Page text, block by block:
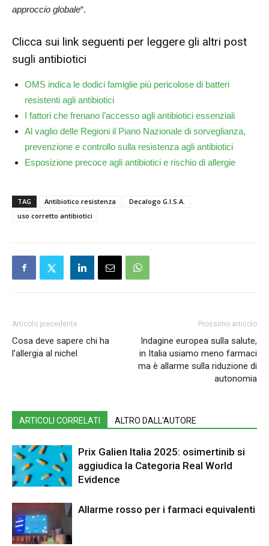
approccio globale“.
Clicca sui link seguenti per leggere gli altri post
sugli antibiotici
OMS indica le dodici famiglie più pericolose di batteri
resistenti agli antibiotici
I fattori che frenano l’accesso agli antibiotici essenziali
Al vaglio delle Regioni il Piano Nazionale di sorveglianza,
prevenzione e controllo sulla resistenza agli antibiotici
Esposizione precoce agli antibiotici e rischio di allergie
TAG Antibiotico resistenza
Decalogo G.I.S.A.
uso corretto antibiotici
Articolo precedente
Cosa deve sapere chi ha
l’allergia al nichel
Prossimo articolo
Indagine europea sulla salute,
in Italia usiamo meno farmaci
ma è allarme sulla riduzione di
autonomia
ARTICOLI CORRELATI ALTRO DALL'AUTORE
Prix Galien Italia 2025: osimertinib si
aggiudica la Categoria Real World
Evidence
Allarme rosso per i farmaci equivalenti